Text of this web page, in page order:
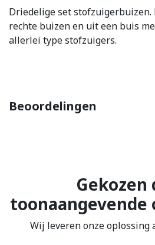
Driedelige set
rechte buizen en uit een buis
allerlei type stofzuigers.
Beoordelingen
Gekozen
toonaangevende
Wij leveren onze oplossing